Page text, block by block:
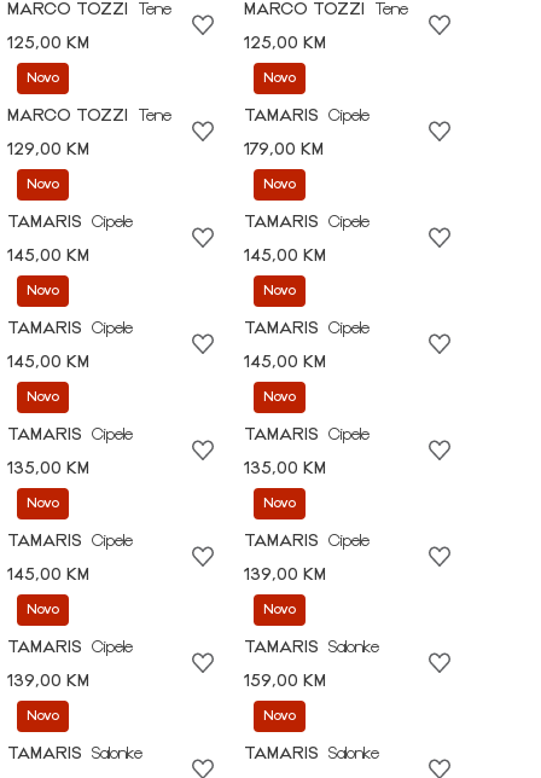
MARCO TOZZI
Tene
125,00 KM
MARCO TOZZI
Tene
125,00 KM
Novo
MARCO TOZZI
Tene
129,00 KM
Novo
TAMARIS
Cipele
179,00 KM
Novo
TAMARIS
Cipele
145,00 KM
Novo
TAMARIS
Cipele
145,00 KM
Novo
TAMARIS
Cipele
145,00 KM
Novo
TAMARIS
Cipele
145,00 KM
Novo
TAMARIS
Cipele
135,00 KM
Novo
TAMARIS
Cipele
135,00 KM
Novo
TAMARIS
Cipele
145,00 KM
Novo
TAMARIS
Cipele
139,00 KM
Novo
TAMARIS
Cipele
139,00 KM
Novo
TAMARIS
Salonke
159,00 KM
Novo
TAMARIS
Salonke
Novo
TAMARIS
Salonke